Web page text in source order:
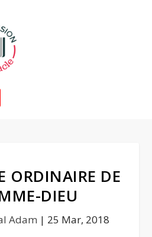
ORDINAIRE DE
DIEU
Adam | 25 Mar, 2018